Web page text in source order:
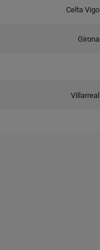
Celta Vigo
Girona
Villarreal